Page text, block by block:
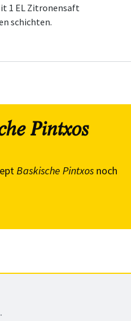
1 EL Zitronensaft
schichten.
Pintxos
Baskische Pintxos noch